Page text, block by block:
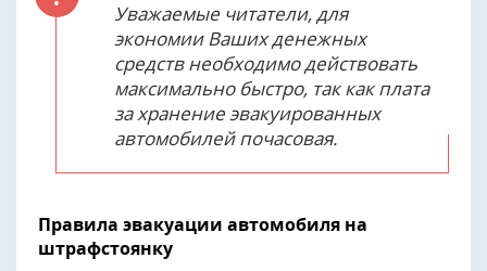
Уважаемые читатели, для
экономии Ваших денежных
средств необходимо действовать
максимально быстро, так как плата
за хранение эвакуированных
автомобилей почасовая.
Правила эвакуации автомобиля на
штрафстоянку